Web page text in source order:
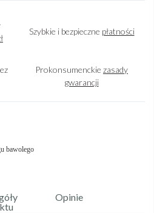
Szybkie i bezpieczne płatności
Prokonsumenckie zasady
gwarancji
bawolego
Opinie